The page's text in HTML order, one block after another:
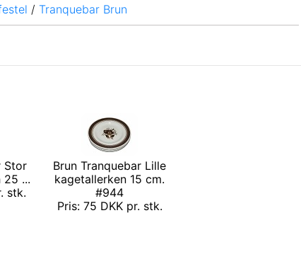
/ Tranquebar Brun
Stor
25 ...
stk.
Brun Tranquebar Lille
kagetallerken 15 cm.
#944
Pris: 75 DKK pr. stk.